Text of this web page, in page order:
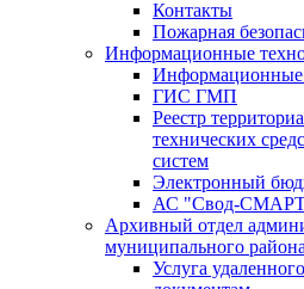
Контакты
Пожарная
Информационные
Информационные
ГИС ГМП
Реестр
технических
систем
Электронный
АС "Свод-
Архивный отдел
муниципального района
Услуга